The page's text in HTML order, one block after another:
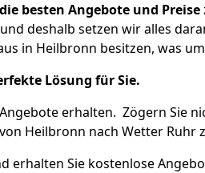
die besten Angebote und Preise
deshalb setzen wir alles
in Heilbronn besitzen, was
Lösung für Sie.
erhalten. Zögern Sie
Heilbronn nach Wetter Ruhr
erhalten Sie kostenlose